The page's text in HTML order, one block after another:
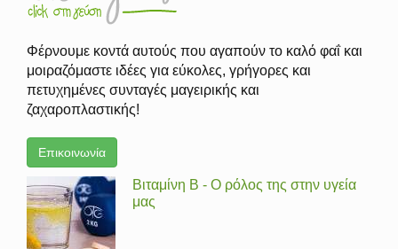
Φέρνουμε κοντά αυτούς που αγαπούν το καλό φαΐ και
μοιραζόμαστε ιδέες για εύκολες, γρήγορες και
πετυχημένες συνταγές μαγειρικής και
ζαχαροπλαστικής!
Επικοινωνία
Βιταμίνη Β - Ο ρόλος της στην υγεία
μας